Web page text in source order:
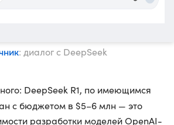
: диалог с DeepSeek
DeepSeek R1, по имеющимся
с бюджетом в $5–6 млн — это
разработки моделей OpenAI-